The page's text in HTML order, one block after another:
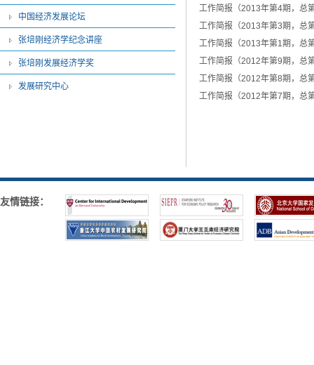
中国经济发展论坛
张培刚经济学纪念讲座
张培刚发展经济学奖
发展研究中心
工作简报（2013年第4期，总
工作简报（2013年第3期，总
工作简报（2013年第1期，总
工作简报（2012年第9期，总
工作简报（2012年第8期，总
工作简报（2012年第7期，总
友情链接：